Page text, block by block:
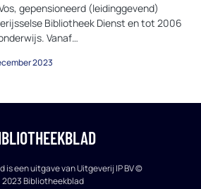
gepensioneerd (leidinggevend)
Bibliotheek Dienst en tot 2006
Vanaf…
2023
is een uitgave van Uitgeverij IP BV ©
2023 Bibliotheekblad